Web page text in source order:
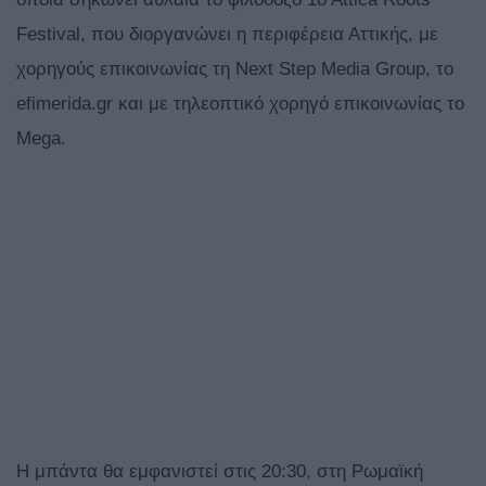
Festival, που διοργανώνει η περιφέρεια Αττικής, με
χορηγούς επικοινωνίας τη Νext Step Media Group, το
efimerida.gr και με τηλεοπτικό χορηγό επικοινωνίας το
Mega.
Η μπάντα θα εμφανιστεί στις 20:30, στη Ρωμαϊκή